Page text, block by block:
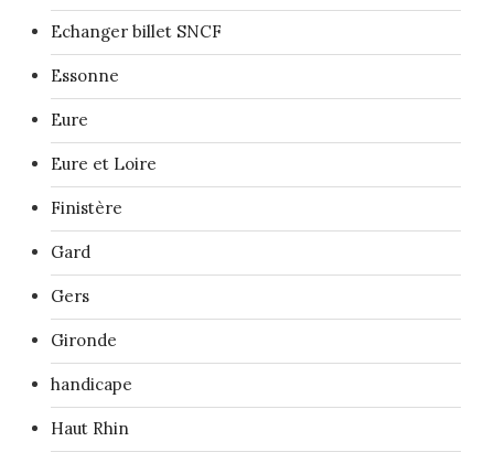
Echanger billet SNCF
Essonne
Eure
Eure et Loire
Finistère
Gard
Gers
Gironde
handicape
Haut Rhin